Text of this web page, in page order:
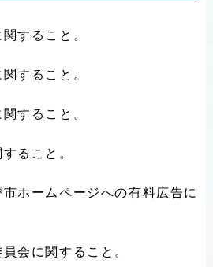
すること。
すること。
すること。
ること。
ホームページへの有料広告に
会に関すること。